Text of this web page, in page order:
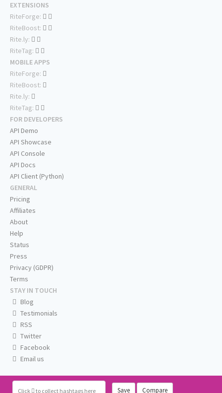
Click to collect hashtags here Save Compare
EXTENSIONS
RiteForge:
RiteBoost:
Rite.ly:
RiteTag:
MOBILE APPS
RiteForge:
RiteBoost:
Rite.ly:
RiteTag:
FOR DEVELOPERS
API Demo
API Showcase
API Console
API Docs
API Client (Python)
GENERAL
Pricing
Affiliates
About
Help
Status
Press
Privacy (GDPR)
Terms
STAY IN TOUCH
Blog
Testimonials
RSS
Twitter
Facebook
Email us